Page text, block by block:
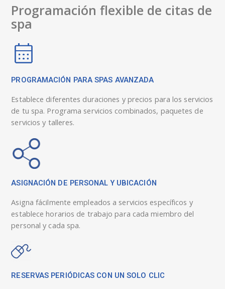
Programación flexible de citas de
spa
PROGRAMACIÓN PARA SPAS AVANZADA
Establece diferentes duraciones y precios para los servicios
de tu spa. Programa servicios combinados, paquetes de
servicios y talleres.
ASIGNACIÓN DE PERSONAL Y UBICACIÓN
Asigna fácilmente empleados a servicios específicos y
establece horarios de trabajo para cada miembro del
personal y cada spa.
RESERVAS PERIÓDICAS CON UN SOLO CLIC